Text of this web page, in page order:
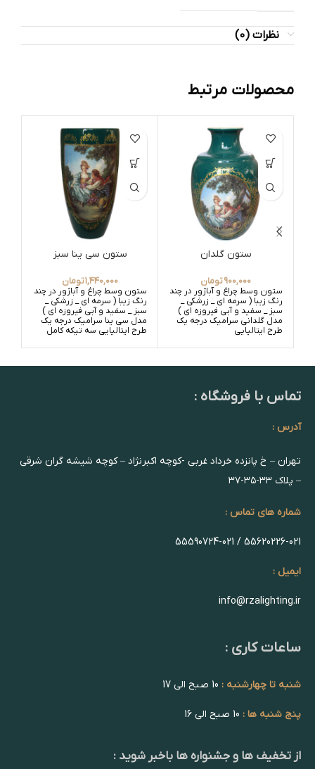
نظرات (0)
محصولات مرتبط
ستون گلدان
900,000تومان
ستون وسط چراغ و آباژور در چند
رنگ زیبا ( سرمه ای _ زرشکی _
سبز _ سفید و آبی فیروزه ای )
مدل گلدانی سرامیک درجه یک
طرح ایتالیایی
ستون سی ینا سبز
1,440,000تومان
ستون وسط چراغ و آباژور در چند
رنگ زیبا ( سرمه ای _ زرشکی _
سبز _ سفید و آبی فیروزه ای )
مدل سی ینا سرامیک درجه یک
طرح ایتالیایی سه تیکه کامل
تماس با فروشگاه :
آدرس :
تهران – خ پانزده خرداد غربی -کوچه اکبرنژاد – کوچه شیشه گران شرقی
– پلاک ۳۳-۳۵-۳۷
شماره های تماس :
55620226-021 / 55590724-021
ایمیل :
info@rzalighting.ir
ساعات کاری :
شنبه تا چهارشنبه :
پنج شنبه ها :
از تخفیف ها و جشنواره ها باخبر شوید :